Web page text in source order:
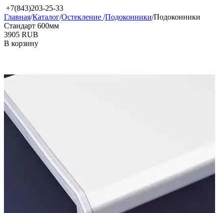
+7(843)203-25-33
Главная/Каталог/Остекление /Подоконники/Подоконники
Стандарт 600мм
‍3905‍ RUB
В корзину